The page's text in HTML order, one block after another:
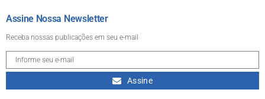
Assine Nossa Newsletter
Receba nossas publicações em seu e-mail
Assine